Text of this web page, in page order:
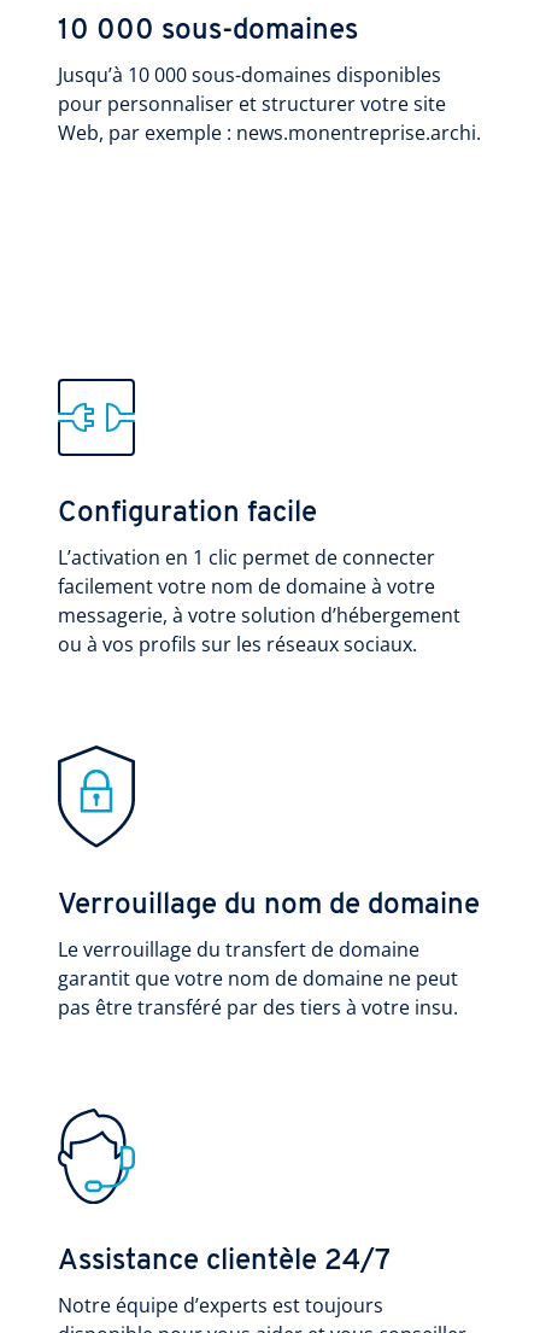
10 000 sous-domaines
Jusqu’à 10 000 sous-domaines disponibles
pour personnaliser et structurer votre site
Web, par exemple : news.monentreprise.archi.
Configuration facile
L’activation en 1 clic permet de connecter
facilement votre nom de domaine à votre
messagerie, à votre solution d’hébergement
ou à vos profils sur les réseaux sociaux.
Verrouillage du nom de domaine
Le verrouillage du transfert de domaine
garantit que votre nom de domaine ne peut
pas être transféré par des tiers à votre insu.
Assistance clientèle 24/7
Notre équipe d’experts est toujours